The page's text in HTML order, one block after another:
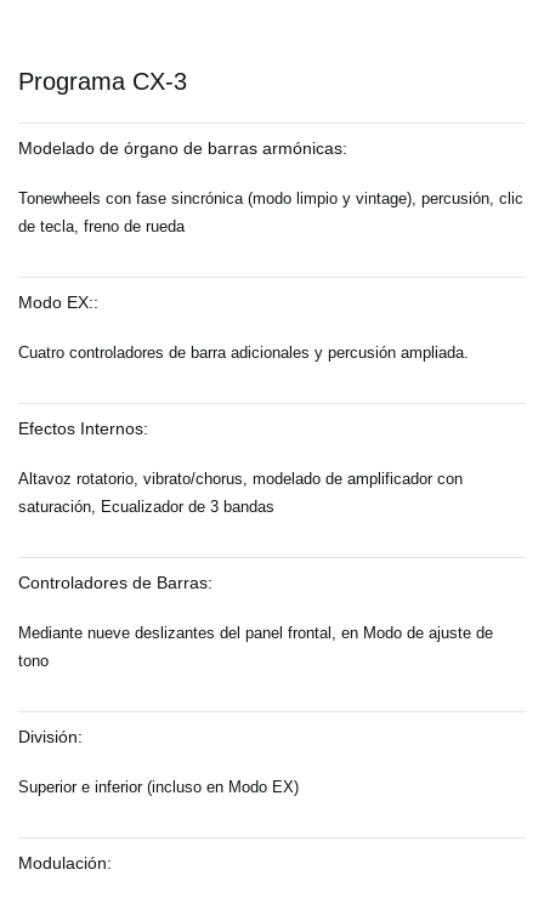
Programa CX-3
Modelado de órgano de barras armónicas:
Tonewheels con fase sincrónica (modo limpio y vintage), percusión, clic
de tecla, freno de rueda
Modo EX::
Cuatro controladores de barra adicionales y percusión ampliada.
Efectos Internos:
Altavoz rotatorio, vibrato/chorus, modelado de amplificador con
saturación, Ecualizador de 3 bandas
Controladores de Barras:
Mediante nueve deslizantes del panel frontal, en Modo de ajuste de
tono
División:
Superior e inferior (incluso en Modo EX)
Modulación: